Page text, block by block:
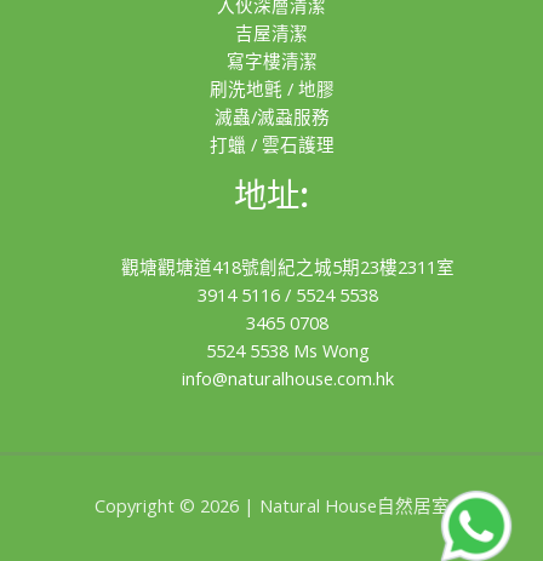
吉屋清潔
寫字樓清潔
刷洗地氈 / 地膠
滅蟲/滅蝨服務
打蠟 / 雲石護理
地址:
觀塘觀塘道418號創紀之城5期23樓2311室
3914 5116/ 5524 5538
3465 0708
5524 5538 Ms Wong
info@naturalhouse.com.hk
Copyright © 2026 | Natural House自然居室